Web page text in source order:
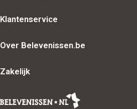
Klantenservice
Over Belevenissen.be
Zakelijk